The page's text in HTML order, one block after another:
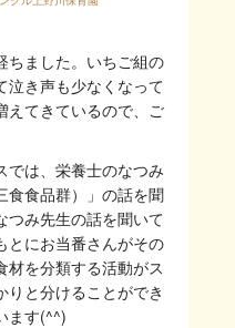
ました。いちご組の
泣き声も少なくなって
えてきているので、ご
は、栄養士のなつみ
食食品群）」の話を聞
つみ先生の話を聞いて
とにお当番さんがその
材を分類する活動がス
りと分けることができ
ます(^^)